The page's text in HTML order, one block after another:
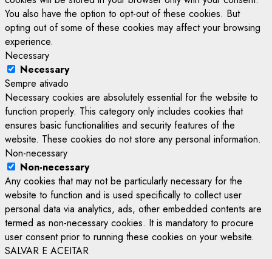
You also have the option to opt-out of these cookies. But
opting out of some of these cookies may affect your browsing
experience.
Necessary
Necessary
Sempre ativado
Necessary cookies are absolutely essential for the website to
function properly. This category only includes cookies that
ensures basic functionalities and security features of the
website. These cookies do not store any personal information.
Non-necessary
Non-necessary
Any cookies that may not be particularly necessary for the
website to function and is used specifically to collect user
personal data via analytics, ads, other embedded contents are
termed as non-necessary cookies. It is mandatory to procure
user consent prior to running these cookies on your website.
SALVAR E ACEITAR